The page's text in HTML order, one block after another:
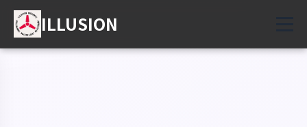
ILLUSION